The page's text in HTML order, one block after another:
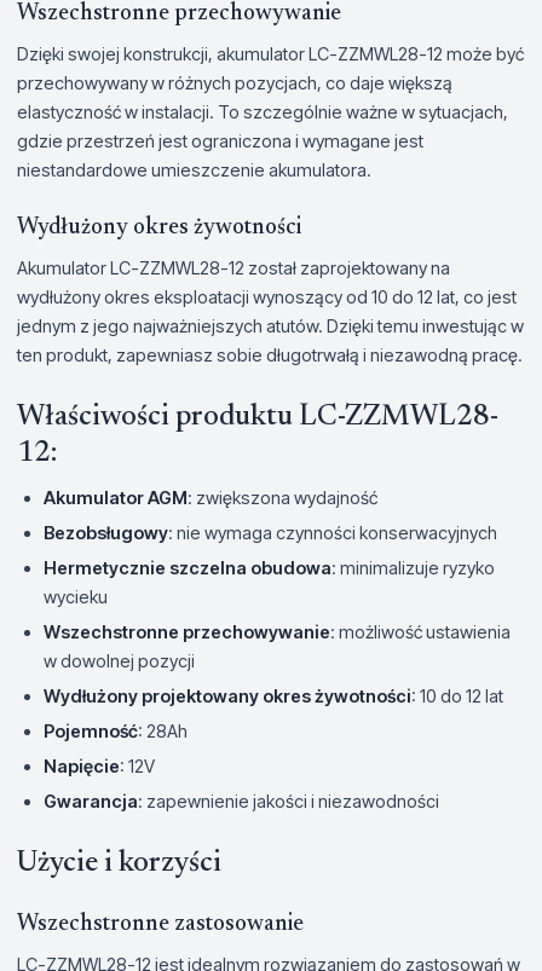
Wszechstronne przechowywanie
Dzięki swojej konstrukcji, akumulator LC-ZZMWL28-12 może być
przechowywany w różnych pozycjach, co daje większą
elastyczność w instalacji. To szczególnie ważne w sytuacjach,
gdzie przestrzeń jest ograniczona i wymagane jest
niestandardowe umieszczenie akumulatora.
Wydłużony okres żywotności
Akumulator LC-ZZMWL28-12 został zaprojektowany na
wydłużony okres eksploatacji wynoszący od 10 do 12 lat, co jest
jednym z jego najważniejszych atutów. Dzięki temu inwestując w
ten produkt, zapewniasz sobie długotrwałą i niezawodną pracę.
Właściwości produktu LC-ZZMWL28-
12:
Akumulator AGM: zwiększona wydajność
Bezobsługowy: nie wymaga czynności konserwacyjnych
Hermetycznie szczelna obudowa: minimalizuje ryzyko
wycieku
Wszechstronne przechowywanie: możliwość ustawienia
w dowolnej pozycji
Wydłużony projektowany okres żywotności: 10 do 12 lat
Pojemność: 28Ah
Napięcie: 12V
Gwarancja: zapewnienie jakości i niezawodności
Użycie i korzyści
Wszechstronne zastosowanie
LC-ZZMWL28-12 jest idealnym rozwiązaniem do zastosowań w